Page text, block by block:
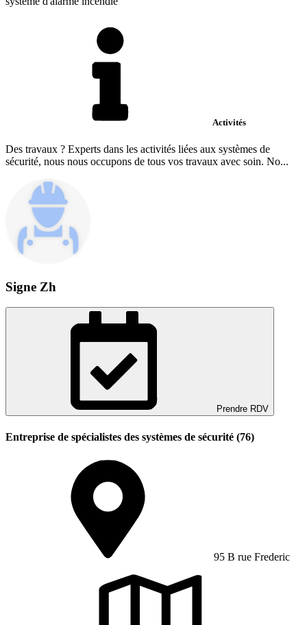
Activités
Des travaux ? Experts dans les activités liées aux systèmes de
sécurité, nous nous occupons de tous vos travaux avec soin. No...
Signe Zh
Prendre RDV
Entreprise de spécialistes des systèmes de sécurité (76)
95 B rue Frederic